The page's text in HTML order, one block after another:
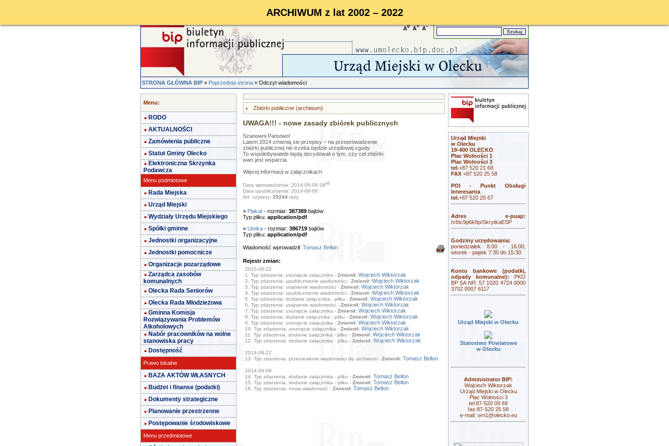
ARCHIWUM z lat 2002 – 2022
A0 A+ A-
STRONA GŁÓWNA BIP»Poprzednia strona» Odczyt wiadomości
Menu:
RODO
AKTUALNOŚCI
Zamówienia publiczne
Statut Gminy Olecko
Elektroniczna Skrzynka
Podawcza
Menu podmiotowe
Rada Miejska
Urząd Miejski
Wydziały Urzędu Miejskiego
Spółki gminne
Jednostki organizacyjne
Jednostki pomocnicze
Organizacje pozarządowe
Zarządca zasobów
komunalnych
Olecka Rada Seniorów
Olecka Rada Młodzieżowa
Gminna Komisja
Rozwiązywania Problemów
Alkoholowych
Nabór pracowników na wolne
stanowiska pracy
Dostępność
Prawo lokalne
BAZA AKTÓW WŁASNYCH
Budżet i finanse (podatki)
Dokumenty strategiczne
Planowanie przestrzenne
Postępowanie środowiskowe
Menu przedmiotowe
Zbiórki publiczne (archiwum)
UWAGA!!! - nowe zasady zbiórek publicznych
Szanowni Panstwo!
Latem 2014 zmienią sie przepisy – na przeprowadzenie
zbiórki publicznej nie trzeba będzie urzędowej zgody.
To współobywatele będą decydowali o tym, czy cel zbiórki
wart jest wsparcia.
Więcej informacji w załącznikach
Data wprowadzenia: 2014-06-06 0843
Data upublicznienia: 2014-06-06
Art. czytany: 29244razy
» Plakat- rozmiar: 387389bajtów
Typ pliku: application/pdf
» Ulotka- rozmiar: 386719bajtów
Typ pliku: application/pdf
Wiadomość wprowadził: Tomasz Bellon
Rejestr zmian:
2015-06-22
1. Typ zdarzenia: usunięcie załącznika - Zmienił: Wojciech Wiktorzak
2. Typ zdarzenia: upublicznienie wiadomości - Zmienił: Wojciech Wiktorzak
3. Typ zdarzenia: utajnienie wiadomości - Zmienił: Wojciech Wiktorzak
4. Typ zdarzenia: upublicznienie wiadomości - Zmienił: Wojciech Wiktorzak
5. Typ zdarzenia: dodanie załącznika - pliku - Zmienił: Wojciech Wiktorzak
6. Typ zdarzenia: utajnienie wiadomości - Zmienił: Wojciech Wiktorzak
7. Typ zdarzenia: usunięcie załącznika - Zmienił: Wojciech Wiktorzak
8. Typ zdarzenia: dodanie załącznika - pliku - Zmienił: Wojciech Wiktorzak
9. Typ zdarzenia: usunięcie załącznika - Zmienił: Wojciech Wiktorzak
10. Typ zdarzenia: usunięcie załącznika - Zmienił: Wojciech Wiktorzak
11. Typ zdarzenia: dodanie załącznika - pliku - Zmienił: Wojciech Wiktorzak
12. Typ zdarzenia: dodanie załącznika - pliku - Zmienił: Wojciech Wiktorzak
2014-09-22
13. Typ zdarzenia: przeniesienie wiadomości do archiwum - Zmienił: Tomasz Bellon
2014-06-06
14. Typ zdarzenia: dodanie załącznika - pliku - Zmienił: Tomasz Bellon
15. Typ zdarzenia: dodanie załącznika - pliku - Zmienił: Tomasz Bellon
16. Typ zdarzenia: nowa wiadomość - Zmienił: Tomasz Bellon
Urząd Miejski
w Olecku
19-400 OLECKO
Plac Wolności 1
Plac Wolności 3
tel.+87 520 21 68
FAX +87 520 25 58
POI - Punkt Obsługi
Interesanta
tel.+87 520 20 67
Adres e-puap:
/c6tc9p6k8p/SkrytkaESP
Godziny urzędowania:
poniedziałek 8.00 - 16.00,
wtorek - piątek 7:30 do 15:30
Konto bankowe (podatki,
odpady komunalne): PKO
BP SA NR: 57 1020 4724 0000
3702 0007 6117
Urząd Miejski w Olecku
Starostwo Powiatowe
w Olecku
Administrator BIP:
Wojciech Wiktorzak
Urząd Miejski w Olecku
Plac Wolności 3
tel:87-520 09 69
fax:87-520 25 58
e-mail: orn1@olecko.eu